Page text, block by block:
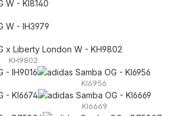
KH9802
KI6956
KI6669